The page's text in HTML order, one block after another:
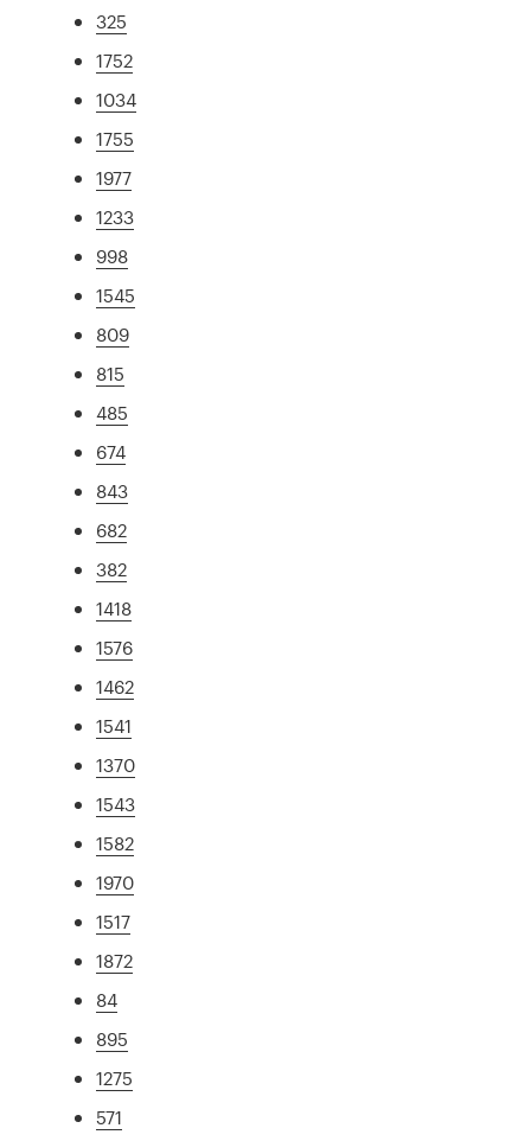
325
1752
1034
1755
1977
1233
998
1545
809
815
485
674
843
682
382
1418
1576
1462
1541
1370
1543
1582
1970
1517
1872
84
895
1275
571